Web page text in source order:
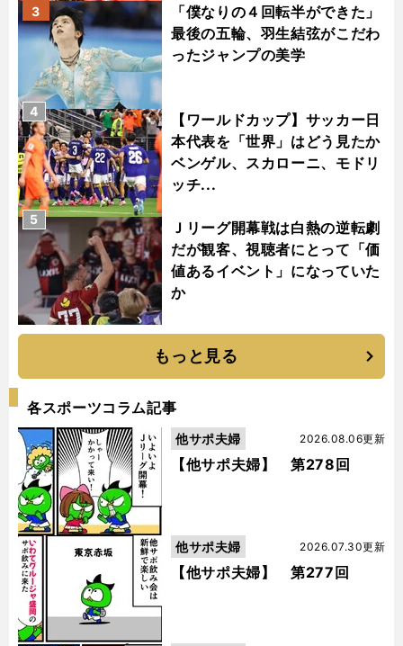
「僕なりの４回転半ができた」
最後の五輪、羽生結弦がこだわ
ったジャンプの美学
3
【ワールドカップ】サッカー日
本代表を「世界」はどう見たか
ベンゲル、スカローニ、モドリ
ッチ...
4
Ｊリーグ開幕戦は白熱の逆転劇
だが観客、視聴者にとって「価
値あるイベント」になっていた
か
5
もっと見る
各スポーツコラム記事
【他サポ夫婦】 第278回
2026.08.06更新
他サポ夫婦
【他サポ夫婦】 第277回
2026.07.30更新
他サポ夫婦